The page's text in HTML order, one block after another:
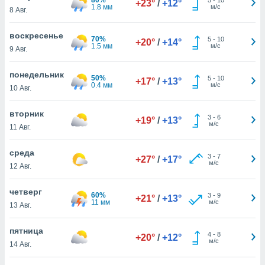
действия
рекламу
нашей
cookie
cookie
в
нашего
8 Авг.
1.8 мм
+23° / +12°
м/с
воскресенье
9 Авг.
70%
1.5 мм
+20° / +14° 5- 10
м/с
понедельник
10 Авг.
50%
0.4 мм
+17° / +13° 5- 10
м/с
вторник
11 Авг.
+19° / +13° 3- 6
м/с
среда
12 Авг.
+27° / +17° 3- 7
м/с
четверг
13 Авг.
60%
11 мм
+21° / +13° 3- 9
м/с
пятница
14 Авг.
+20° / +12° 4- 8
м/с